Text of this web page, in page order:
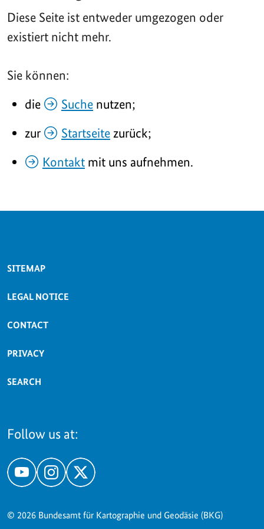
Diese Seite ist entweder umgezogen oder
existiert nicht mehr.
Sie können:
die
Suche nutzen;
zur
Startseite zurück;
Kontakt mit uns aufnehmen.
SERVICE NAVIGATION FOOTER
SITEMAP
LEGAL NOTICE
CONTACT
PRIVACY
SEARCH
© 2026 Bundesamt für Kartographie und Geodäsie (BKG)
Follow us at:
YouTubeInstagram
X